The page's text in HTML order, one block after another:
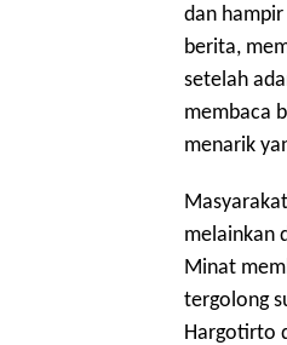
dan
berita,
setelah
membaca
menarik
melainkan
Minat
tergolong
Hargotirto